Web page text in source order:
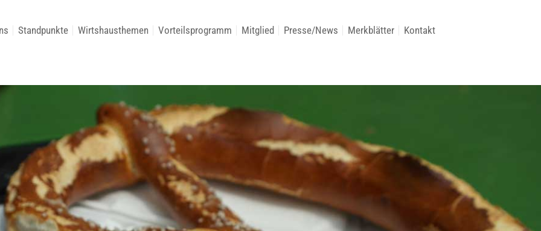
Standpunkte Wirtshausthemen Vorteilsprogramm Mitglied Presse/News Merkblätter Kontakt